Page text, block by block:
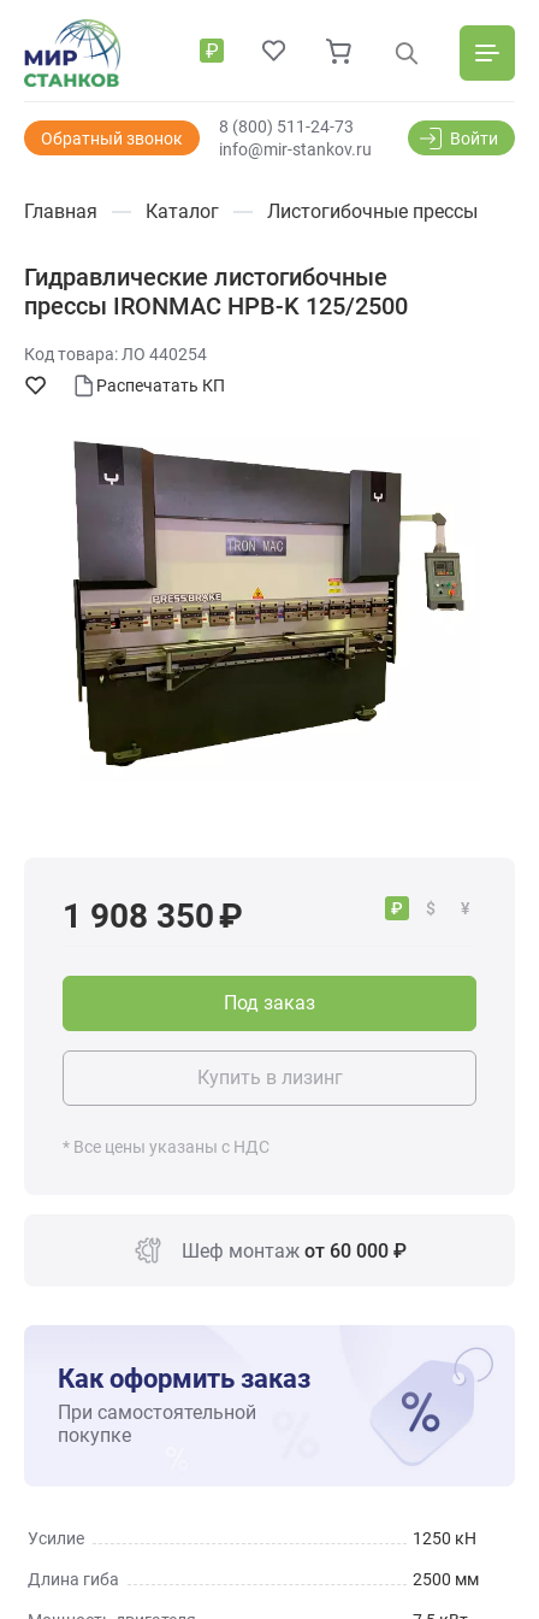
₽
Обратный звонок
info@mir-stankov.ru
8 (800) 511-24-73
Войти
Главная Каталог Листогибочные прессы
Гидравлические листогибочные
прессы IRONMAC HPB-K 125/2500
Код товара: ЛО 440254
Распечатать КП
₽ $ ¥
1 908 350 ₽
Под заказ
Купить в лизинг
* Все цены указаны с НДС
Шеф монтаж от 60 000 ₽
Как оформить заказ
При самостоятельной
покупке
Усилие 1250 кН
Длина гиба 2500 мм